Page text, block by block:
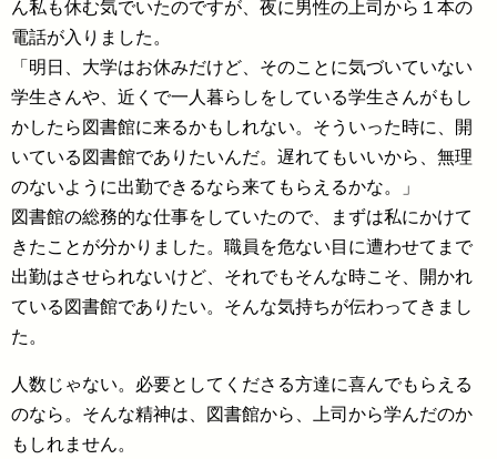
ん私も休む気でいたのですが、夜に男性の上司から１本の
電話が入りました。
「明日、大学はお休みだけど、そのことに気づいていない
学生さんや、近くで一人暮らしをしている学生さんがもし
かしたら図書館に来るかもしれない。そういった時に、開
いている図書館でありたいんだ。遅れてもいいから、無理
のないように出勤できるなら来てもらえるかな。」
図書館の総務的な仕事をしていたので、まずは私にかけて
きたことが分かりました。職員を危ない目に遭わせてまで
出勤はさせられないけど、それでもそんな時こそ、開かれ
ている図書館でありたい。そんな気持ちが伝わってきまし
た。
人数じゃない。必要としてくださる方達に喜んでもらえる
のなら。そんな精神は、図書館から、上司から学んだのか
もしれません。